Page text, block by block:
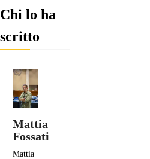
Chi lo ha
scritto
Mattia
Fossati
Mattia